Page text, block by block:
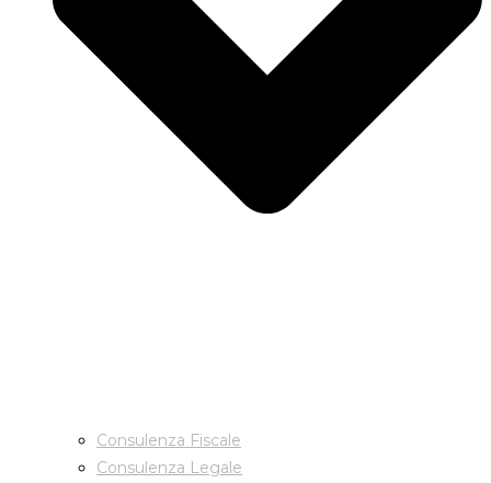
Consulenza Fiscale
Consulenza Legale